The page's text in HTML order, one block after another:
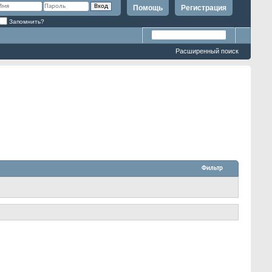
Регистрация
Помощь
Запомнить?
Расширенный поиск
Фильтр